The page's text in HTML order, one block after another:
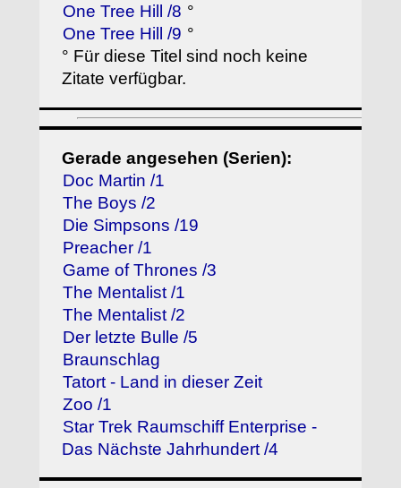
One Tree Hill /8 °
One Tree Hill /9 °
° Für diese Titel sind noch keine
Zitate verfügbar.
Gerade angesehen (Serien):
Doc Martin /1
The Boys /2
Die Simpsons /19
Preacher /1
Game of Thrones /3
The Mentalist /1
The Mentalist /2
Der letzte Bulle /5
Braunschlag
Tatort - Land in dieser Zeit
Zoo /1
Star Trek Raumschiff Enterprise -
Das Nächste Jahrhundert /4